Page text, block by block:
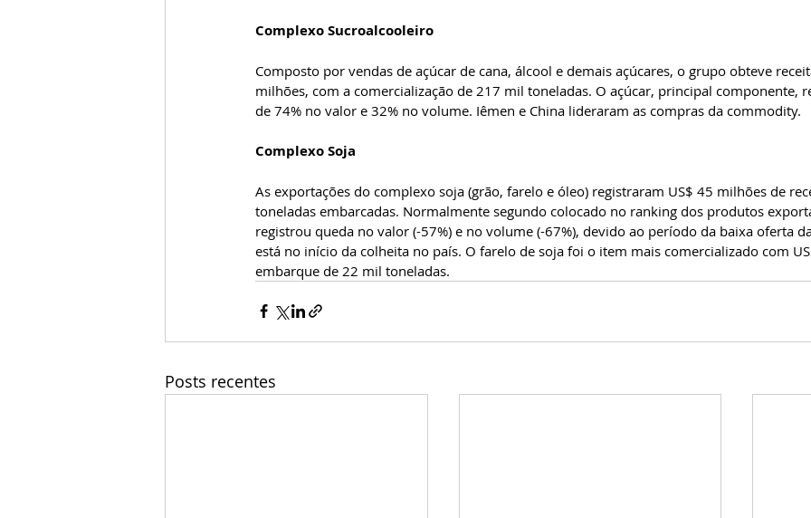
Complexo Sucroalcooleiro
Composto por vendas de açúcar de cana, álcool e demais açúcares, o grupo obteve
milhões, com a comercialização de 217 mil toneladas. O açúcar, principal componente,
de 74% no valor e 32% no volume. Iêmen e China lideraram as compras da commodity.
Complexo Soja
As exportações do complexo soja (grão, farelo e óleo) registraram US$ 45 milhões de
toneladas embarcadas. Normalmente segundo colocado no ranking dos produtos
registrou queda no valor (-57%) e no volume (-67%), devido ao período da baixa oferta
está no início da colheita no país. O farelo de soja foi o item mais comercializado com
embarque de 22 mil toneladas.
Posts recentes